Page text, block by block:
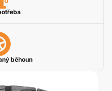
běhoun